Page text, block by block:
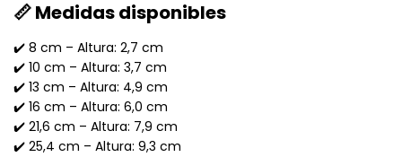
📏 Medidas disponibles
✔️ 8 cm – Altura: 2,7 cm
✔️ 10 cm – Altura: 3,7 cm
✔️ 13 cm – Altura: 4,9 cm
✔️ 16 cm – Altura: 6,0 cm
✔️ 21,6 cm – Altura: 7,9 cm
✔️ 25,4 cm – Altura: 9,3 cm